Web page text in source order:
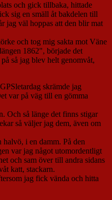
och gick tillbaka, hittade
sig en smäll åt bakdelen till
jag väl hoppas att den blir mat
och tog mig sakta mot Väne
1862", började det
så jag blev helt genomvåt,
skrämde jag
var på väg till en gömma
Och så länge det finns stigar
så väljer jag dem, även om
halvö, i en damm. På den
var jag något utomordentligt
och sam över till andra sidans
katt, stackarn.
jag fick vända och hitta